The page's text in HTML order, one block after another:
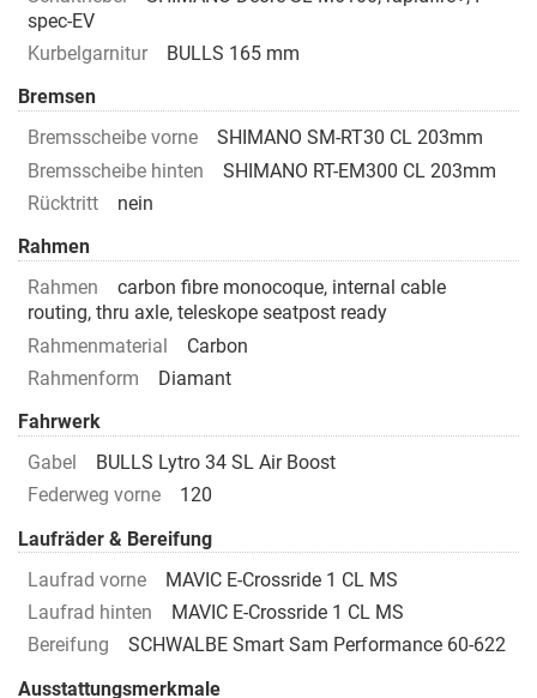
spec-EV
Kurbelgarnitur
BULLS 165 mm
Bremsen
Bremsscheibe vorne
SHIMANO SM-RT30 CL 203mm
Bremsscheibe hinten
SHIMANO RT-EM300 CL 203mm
Rücktritt
nein
Rahmen
Rahmen
carbon fibre monocoque, internal cable
routing, thru axle, teleskope seatpost ready
Rahmenmaterial
Carbon
Rahmenform
Diamant
Fahrwerk
Gabel
BULLS Lytro 34 SL Air Boost
Federweg vorne
120
Laufräder & Bereifung
Laufrad vorne
MAVIC E-Crossride 1 CL MS
Laufrad hinten
MAVIC E-Crossride 1 CL MS
Bereifung
SCHWALBE Smart Sam Performance 60-622
Ausstattungsmerkmale